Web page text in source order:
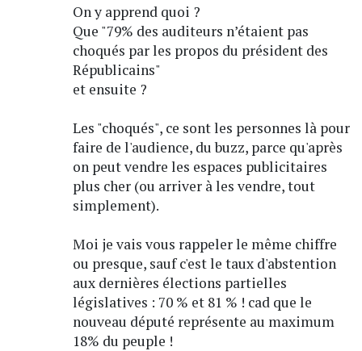
On y apprend quoi ?
Que "79% des auditeurs n’étaient pas
choqués par les propos du président des
Républicains"
et ensuite ?
Les "choqués", ce sont les personnes là pour
faire de l'audience, du buzz, parce qu'après
on peut vendre les espaces publicitaires
plus cher (ou arriver à les vendre, tout
simplement).
Moi je vais vous rappeler le même chiffre
ou presque, sauf c'est le taux d'abstention
aux dernières élections partielles
législatives : 70 % et 81 % ! cad que le
nouveau député représente au maximum
18% du peuple !